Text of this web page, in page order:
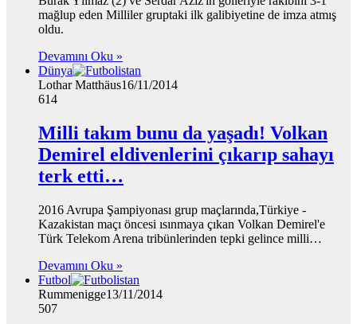
mağlup eden Milliler gruptaki ilk galibiyetine de imza atmış
oldu.
Devamını Oku »
Dünya
Lothar Matthäus16/11/2014
614
Milli takım bunu da yaşadı! Volkan
Demirel eldivenlerini çıkarıp sahayı
terk etti…
2016 Avrupa Şampiyonası grup maçlarında,Türkiye -
Kazakistan maçı öncesi ısınmaya çıkan Volkan Demirel'e
Türk Telekom Arena tribünlerinden tepki gelince milli…
Devamını Oku »
Futbol
Rummenigge13/11/2014
507